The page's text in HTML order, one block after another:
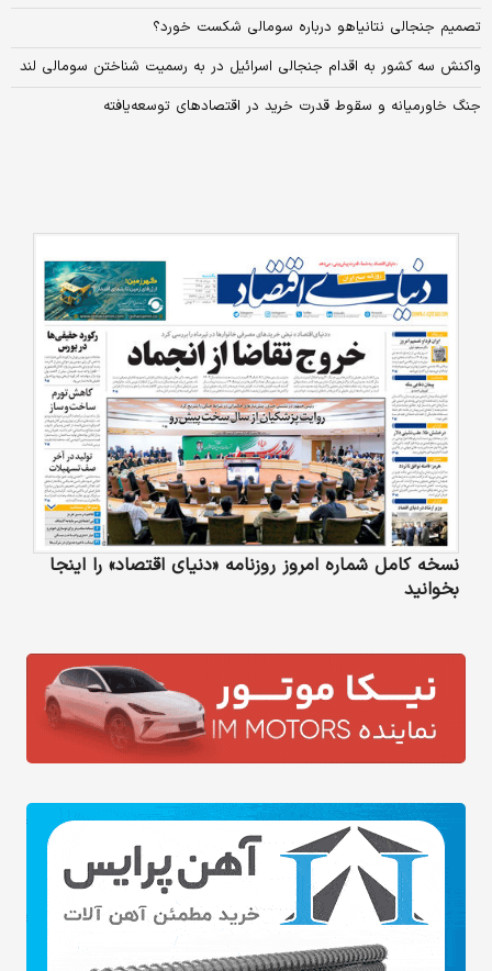
تصمیم جنجالی نتانیاهو درباره سومالی شکست خورد؟
واکنش سه کشور به اقدام جنجالی اسرائیل در به رسمیت شناختن سومالی لند
جنگ خاورمیانه و سقوط قدرت خرید در اقتصادهای توسعه‌یافته
نسخه کامل شماره امروز روزنامه «دنیای‌ اقتصاد» را اینجا
بخوانید